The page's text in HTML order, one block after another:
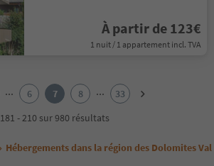
À partir de 123€
1 nuit / 1 appartement incl. TVA
... 6 7 8 ...
33
181 - 210 sur 980 résultats
Hébergements dans la région des Dolomites